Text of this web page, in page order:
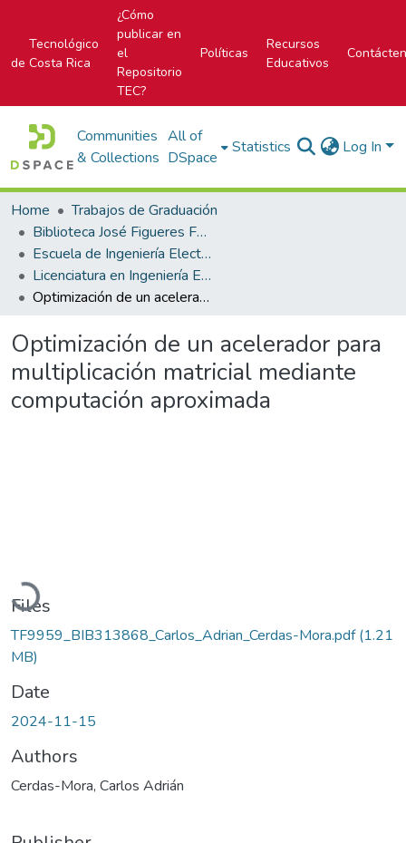
Tecnológico
de Costa Rica
¿Cómo
publicar en
el
Repositorio
TEC?
Políticas
Recursos
Educativos
Communities
& Collections
All of
DSpace
Statistics Log In
Home
Trabajos de Graduación
Biblioteca José Figueres Ferrer
Escuela de Ingeniería Electrónica
Licenciatura en Ingeniería Electrónica
Optimización de un acelerador para multiplicación matricial mediante computación aproximada
Optimización de un acelerador para
multiplicación matricial mediante
computación aproximada
Loading...
Files
TF9959_BIB313868_Carlos_Adrian_Cerdas-Mora.pdf(1.21
MB)
Date
2024-11-15
Authors
Cerdas-Mora, Carlos Adrián